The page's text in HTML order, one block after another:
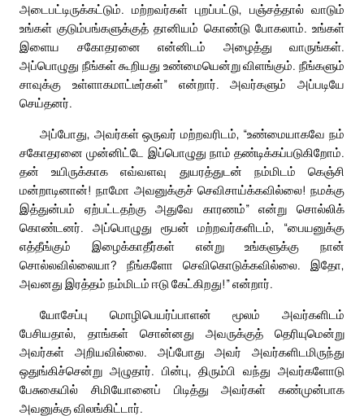
அடைபட்டிருக்கட்டும். மற்றவர்கள் புறப்பட்டு, பஞ்சத்தால் வாடும்
உங்கள் குடும்பங்களுக்குத் தானியம் கொண்டு போகலாம். உங்கள்
இளைய சகோதரனை என்னிடம் அழைத்து வாருங்கள்.
அப்பொழுது நீங்கள் கூறியது உண்மையென்று விளங்கும். நீங்களும்
சாவுக்கு உள்ளாகமாட்டீர்கள்” என்றார். அவர்களும் அப்படியே
செய்தனர்.
அப்போது, அவர்கள் ஒருவர் மற்றவரிடம், “உண்மையாகவே நம்
சகோதரனை முன்னிட்டே இப்பொழுது நாம் தண்டிக்கப்படுகிறோம்.
தன் உயிருக்காக எவ்வளவு துயரத்துடன் நம்மிடம் கெஞ்சி
மன்றாடினான்! நாமோ அவனுக்குச் செவிசாய்க்கவில்லை! நமக்கு
இத்துன்பம் ஏற்பட்டதற்கு அதுவே காரணம்” என்று சொல்லிக்
கொண்டனர். அப்பொழுது ரூபன் மற்றவர்களிடம், “பையனுக்கு
எத்தீங்கும் இழைக்காதீர்கள் என்று உங்களுக்கு நான்
சொல்லவில்லையா? நீங்களோ செவிகொடுக்கவில்லை. இதோ,
அவனது இரத்தம் நம்மிடம் ஈடு கேட்கிறது!” என்றார்.
யோசேப்பு மொழிபெயர்ப்பாளன் மூலம் அவர்களிடம்
பேசியதால், தாங்கள் சொன்னது அவருக்குத் தெரியுமென்று
அவர்கள் அறியவில்லை. அப்போது அவர் அவர்களிடமிருந்து
ஒதுங்கிச்சென்று அழுதார். பின்பு, திரும்பி வந்து அவர்களோடு
பேசுகையில் சிமியோனைப் பிடித்து அவர்கள் கண்முன்பாக
அவனுக்கு விலங்கிட்டார்.